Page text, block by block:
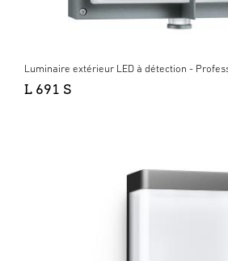
Luminaire extérieur LED à détection -
L 691 S